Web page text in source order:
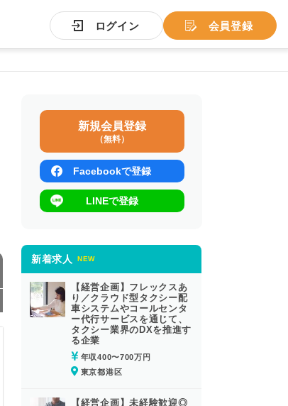
ログイン 会員登録
新規会員登録
（無料）
Facebookで登録
LINEで登録
新着求人 NEW
【経営企画】フレックスあ
り／クラウド型タクシー配
車システムやコールセンタ
ー代行サービスを通じて、
タクシー業界のDXを推進す
る企業
年収400〜700万円
東京都港区
【経営企画】未経験歓迎◎